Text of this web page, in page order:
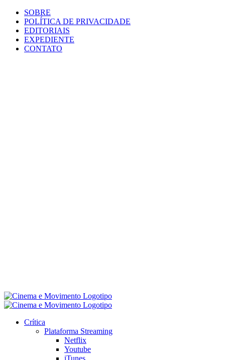
SOBRE
POLÍTICA DE PRIVACIDADE
EDITORIAIS
EXPEDIENTE
CONTATO
Crítica
Plataforma Streaming
Netflix
Youtube
iTunes